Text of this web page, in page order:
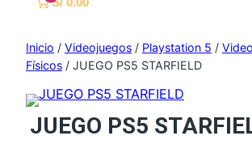
Inicio / Videojuegos / Playstation 5 /
Físicos / JUEGO PS5 STARFIELD
JUEGO PS5